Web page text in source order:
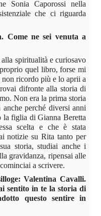
Sonia Caporossi nella
che ci riguarda
Come ne sei venuta a
spiritualità e curiosavo
quel libro, forse mi
ricordo più e lo aprii a
difronte alla storia di
Non era la prima storia
perché diversi anni
la figlia di Gianna Beretta
scelta e che è stata
notizie su Rita tanto per
storia, studiai anche i
gravidanza, ripensai alle
a scrivere.
Valentina Cavalli.
sentito in te la storia di
questo sentire in